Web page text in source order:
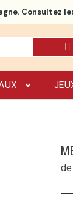
Consultez
de